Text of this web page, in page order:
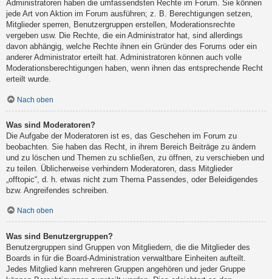
Administratoren haben die umfassendsten Rechte im Forum. Sie können
jede Art von Aktion im Forum ausführen; z. B. Berechtigungen setzen,
Mitglieder sperren, Benutzergruppen erstellen, Moderationsrechte
vergeben usw. Die Rechte, die ein Administrator hat, sind allerdings
davon abhängig, welche Rechte ihnen ein Gründer des Forums oder ein
anderer Administrator erteilt hat. Administratoren können auch volle
Moderationsberechtigungen haben, wenn ihnen das entsprechende Recht
erteilt wurde.
Nach oben
Was sind Moderatoren?
Die Aufgabe der Moderatoren ist es, das Geschehen im Forum zu
beobachten. Sie haben das Recht, in ihrem Bereich Beiträge zu ändern
und zu löschen und Themen zu schließen, zu öffnen, zu verschieben und
zu teilen. Üblicherweise verhindern Moderatoren, dass Mitglieder
„offtopic“, d. h. etwas nicht zum Thema Passendes, oder Beleidigendes
bzw. Angreifendes schreiben.
Nach oben
Was sind Benutzergruppen?
Benutzergruppen sind Gruppen von Mitgliedern, die die Mitglieder des
Boards in für die Board-Administration verwaltbare Einheiten aufteilt.
Jedes Mitglied kann mehreren Gruppen angehören und jeder Gruppe